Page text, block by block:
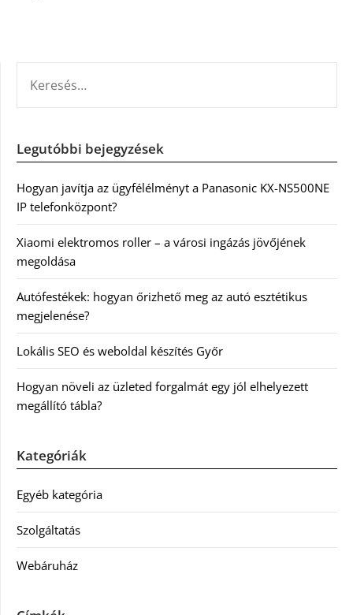
Legutóbbi bejegyzések
Hogyan javítja az ügyfélélményt a Panasonic KX-NS500NE
IP telefonközpont?
Xiaomi elektromos roller – a városi ingázás jövőjének
megoldása
Autófestékek: hogyan őrizhető meg az autó esztétikus
megjelenése?
Lokális SEO és weboldal készítés Győr
Hogyan növeli az üzleted forgalmát egy jól elhelyezett
megállító tábla?
Kategóriák
Egyéb kategória
Szolgáltatás
Webáruház